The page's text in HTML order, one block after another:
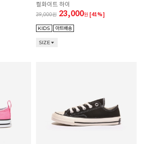
컬화이트 하이
39,000 23,000원 [41%]
SIZE